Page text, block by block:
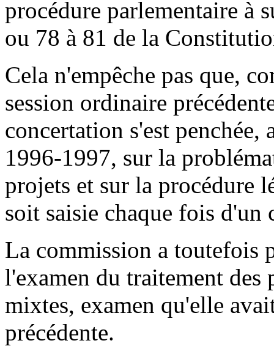
procédure parlementaire à
ou 78 à 81 de la
Cela n'empêche pas que,
session ordinaire
concertation s'est penchée,
1996-1997, sur la
projets et sur la procédure
soit saisie chaque fois
La commission a toutefois
l'examen du traitement
mixtes, examen qu'elle
précédente.